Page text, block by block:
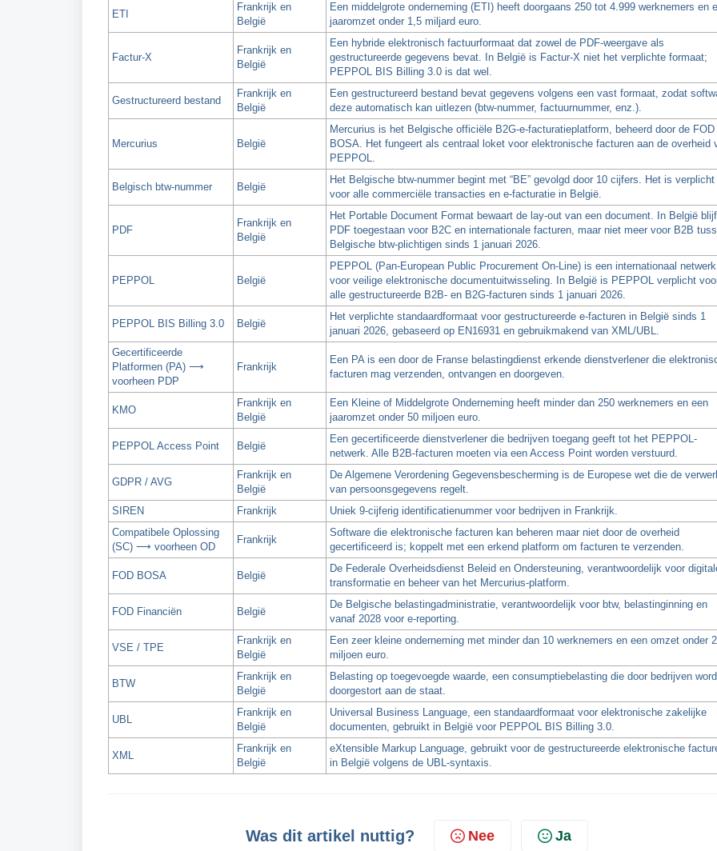
ETI
Frankrijk en
België
Een middelgrote onderneming (ETI) heeft doorgaans 250 tot 4.999 werknemers en
jaaromzet onder 1,5 miljard euro.
Factur-X
Frankrijk en
België
Een hybride elektronisch factuurformaat dat zowel de PDF-weergave als
gestructureerde gegevens bevat. In België is Factur-X niet het verplichte formaat;
PEPPOL BIS Billing 3.0 is dat wel.
Gestructureerd bestand
Frankrijk en
België
Een gestructureerd bestand bevat gegevens volgens een vast formaat, zodat
deze automatisch kan uitlezen (btw-nummer, factuurnummer, enz.).
Mercurius België
Mercurius is het Belgische officiële B2G-e-facturatieplatform, beheerd door de FOD
BOSA. Het fungeert als centraal loket voor elektronische facturen aan de overheid
PEPPOL.
Belgisch btw-nummer België
Het Belgische btw-nummer begint met “BE” gevolgd door 10 cijfers. Het is verplicht
voor alle commerciële transacties en e-facturatie in België.
PDF
Frankrijk en
België
Het Portable Document Format bewaart de lay-out van een document. In België
PDF toegestaan voor B2C en internationale facturen, maar niet meer voor B2B
Belgische btw-plichtigen sinds 1 januari 2026.
PEPPOL België
PEPPOL (Pan-European Public Procurement On-Line) is een internationaal netwerk
voor veilige elektronische documentuitwisseling. In België is PEPPOL verplicht
alle gestructureerde B2B- en B2G-facturen sinds 1 januari 2026.
PEPPOL BIS Billing 3.0 België
Het verplichte standaardformaat voor gestructureerde e-facturen in België sinds 1
januari 2026, gebaseerd op EN16931 en gebruikmakend van XML/UBL.
Gecertificeerde
Platformen (PA) ⟶
voorheen PDP
Frankrijk
Een PA is een door de Franse belastingdienst erkende dienstverlener die
facturen mag verzenden, ontvangen en doorgeven.
KMO
Frankrijk en
België
Een Kleine of Middelgrote Onderneming heeft minder dan 250 werknemers en een
jaaromzet onder 50 miljoen euro.
PEPPOL Access Point België
Een gecertificeerde dienstverlener die bedrijven toegang geeft tot het PEPPOL-
netwerk. Alle B2B-facturen moeten via een Access Point worden verstuurd.
GDPR / AVG
Frankrijk en
België
De Algemene Verordening Gegevensbescherming is de Europese wet die de
van persoonsgegevens regelt.
SIREN
Frankrijk
Uniek 9-cijferig identificatienummer voor bedrijven in Frankrijk.
Compatibele Oplossing
(SC) ⟶ voorheen OD
Frankrijk
Software die elektronische facturen kan beheren maar niet door de overheid
gecertificeerd is; koppelt met een erkend platform om facturen te verzenden.
FOD BOSA België
De Federale Overheidsdienst Beleid en Ondersteuning, verantwoordelijk voor
transformatie en beheer van het Mercurius-platform.
FOD Financiën België
De Belgische belastingadministratie, verantwoordelijk voor btw, belastinginning en
vanaf 2028 voor e-reporting.
VSE / TPE
Frankrijk en
België
Een zeer kleine onderneming met minder dan 10 werknemers en een omzet onder 2
miljoen euro.
BTW
Frankrijk en
België
Belasting op toegevoegde waarde, een consumptiebelasting die door bedrijven
doorgestort aan de staat.
UBL
Frankrijk en
België
Universal Business Language, een standaardformaat voor elektronische zakelijke
documenten, gebruikt in België voor PEPPOL BIS Billing 3.0.
XML
Frankrijk en
België
eXtensible Markup Language, gebruikt voor de gestructureerde elektronische
in België volgens de UBL-syntaxis.
Was dit artikel nuttig? Nee Ja